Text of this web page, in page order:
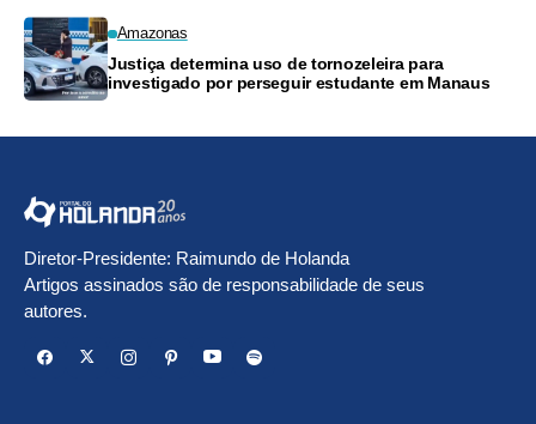
Amazonas
Justiça determina uso de tornozeleira para
investigado por perseguir estudante em Manaus
Diretor-Presidente: Raimundo de Holanda
Artigos assinados são de responsabilidade de seus
autores.